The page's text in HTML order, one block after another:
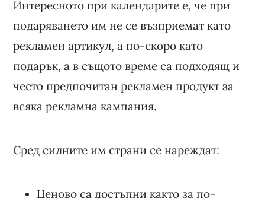
Интересното при календарите е, че при
подаряването им не се възприемат като
рекламен артикул, а по-скоро като
подарък, а в същото време са подходящ и
често предпочитан рекламен продукт за
всяка рекламна кампания.
Сред силните им страни се нареждат:
Ценово са достъпни както за по-